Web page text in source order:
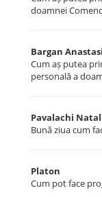
doamnei
Bargan
Cum aș putea
personală a
Pavalachi
Bună ziua cum
Platon
Cum pot face